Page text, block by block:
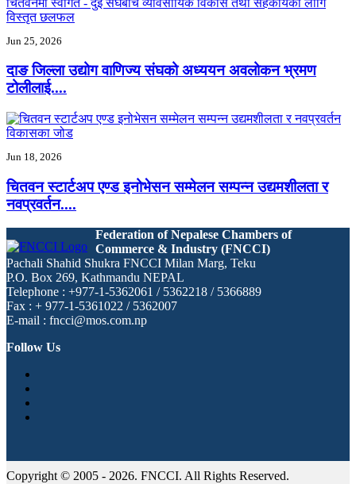
Jun 25, 2026
दाङ जिल्ला उद्योग वाणिज्य संघको अध्ययन अवलोकन भ्रमण
टोलीलाई....
Jun 18, 2026
चितवन स्टार्टअप एण्ड इनोभेसन सम्मेलन सम्पन्न उद्यमशीलता र
नवप्रवर्तन....
Federation of Nepalese Chambers of
Commerce & Industry (FNCCI)
Pachali Shahid Shukra FNCCI Milan Marg, Teku
P.O. Box 269, Kathmandu NEPAL
Telephone : +977-1-5362061 / 5362218 / 5366889
Fax : + 977-1-5361022 / 5362007
E-mail : fncci@mos.com.np
Follow Us
Copyright © 2005 - 2026. FNCCI. All Rights Reserved.